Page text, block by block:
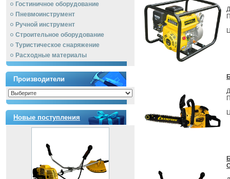
Гостиничное оборудование
Пневмоинструмент
Ручной инcтрумент
Строительное оборудование
Туристическое снаряжение
Расходные материалы
Производители
Новые поступления